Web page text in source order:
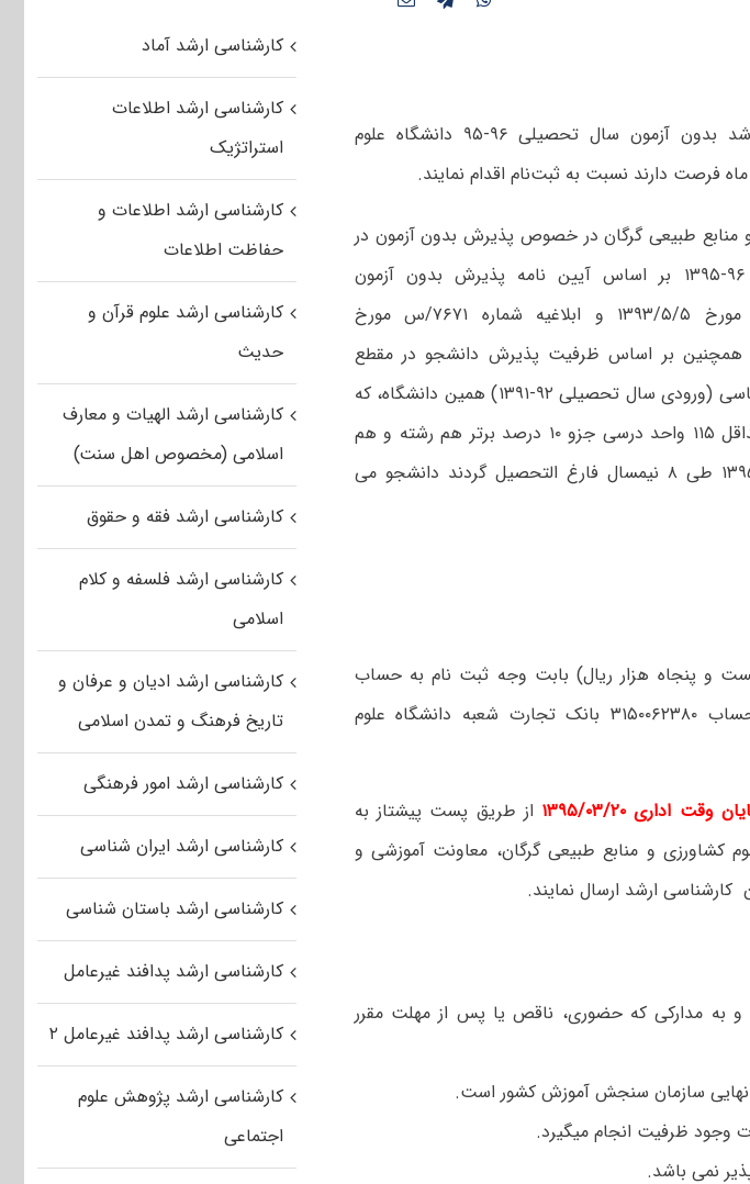
داوطلبان واجد شرایط پذیرش کارشناسی ارشد بدون آزمون سال تحصیلی ۹۶-۹۵ دانشگاه علوم
فرصت دارند نسبت به ثبت‌نام اقدام نمایند.
منابع طبیعی گرگان در خصوص پذیرش بدون آزمون در
مقطع کارشناسی ارشد برای سال تحصیلی ۹۶-۱۳۹۵ بر اساس آیین نامه پذیرش بدون آزمون
استعدادهای درخشان به شماره ۲۱/۷۷۹۴۸ مورخ ۱۳۹۳/۵/۵ و ابلاغیه شماره ۷۶۷۱/س مورخ
و همچنین بر اساس ظرفیت پذیرش دانشجو در مقطع
کارشناسی ارشد از بین دانشجویان مقطع کارشناسی (ورودی سال تحصیلی ۹۲-۱۳۹۱) همین دانشگاه، که
در پایان ۷ نیم سال تحصیلی و با گذراندن حداقل ۱۱۵ واحد درسی جزو ۱۰ درصد برتر هم رشته و هم
ورودی خود باشند و حداکثر تا تاریخ ۱۳۹۵/۶/۳۱ طی ۸ نیمسال فارغ التحصیل گردند دانشجو می
به مبلغ ۲۵۰/۰۰۰ (دویست و پنجاه هزار ریال) بابت وجه ثبت نام به حساب
درآمدهای متفرقه دانشگاه به شماره حساب ۳۱۵۰۰۶۲۳۸۰ بانک تجارت شعبه دانشگاه علوم
اداری ۱۳۹۵/۰۳/۲۰
از طریق پست پیشتاز به
کشاورزی و منابع طبیعی گرگان، معاونت آموزشی و
ارشد ارسال نمایند.
به مدارکی که حضوری، ناقص یا پس از مهلت مقرر
نهایی سازمان سنجش آموزش کشور است.
وجود ظرفیت انجام می­گیرد.
نمی باشد.
کارشناسی ارشد آماد
کارشناسی ارشد اطلاعات
استراتژیک
کارشناسی ارشد اطلاعات و
حفاظت اطلاعات
کارشناسی ارشد علوم قرآن و
حدیث
کارشناسی ارشد الهیات و معارف
اسلامی (مخصوص اهل سنت)
کارشناسی ارشد فقه و حقوق
کارشناسی ارشد فلسفه و کلام
اسلامی
کارشناسی ارشد ادیان و عرفان و
تاریخ فرهنگ و تمدن اسلامی
کارشناسی ارشد امور فرهنگی
کارشناسی ارشد ایران شناسی
کارشناسی ارشد باستان شناسی
کارشناسی ارشد پدافند غیرعامل
کارشناسی ارشد پدافند غیرعامل ۲
کارشناسی ارشد پژوهش علوم
اجتماعی